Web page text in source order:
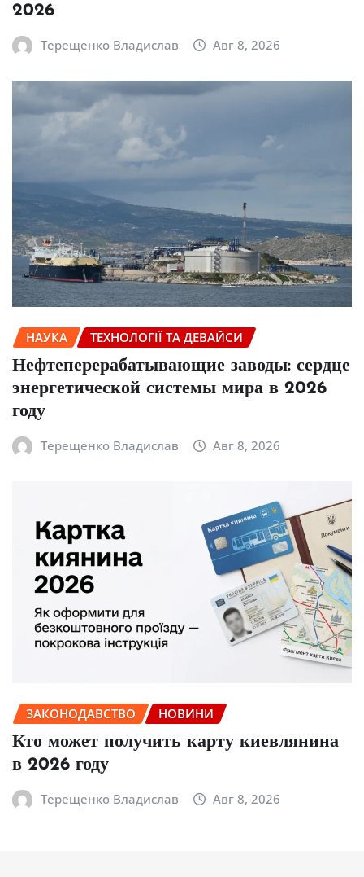
2026
Терещенко Владислав Авг 8, 2026
НАУКА ТЕХНОЛОГІЇ ТА ДЕВАЙСИ
Нефтеперерабатывающие заводы: сердце
энергетической системы мира в 2026
году
Терещенко Владислав Авг 8, 2026
ЗАКОНОДАВСТВО НОВИНИ
Кто может получить карту киевлянина
в 2026 году
Терещенко Владислав Авг 8, 2026